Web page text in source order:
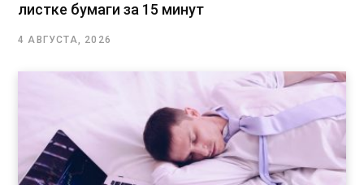
листке бумаги за 15 минут
4 АВГУСТА, 2026